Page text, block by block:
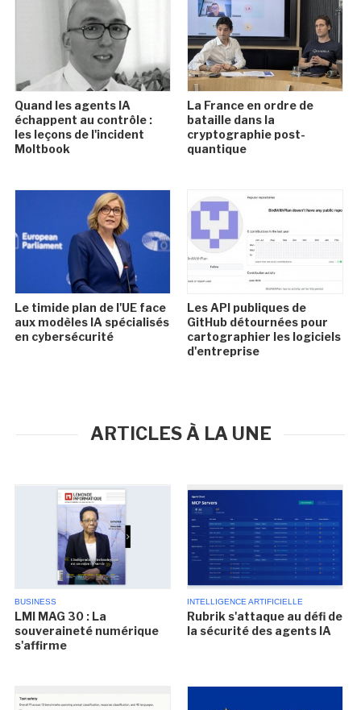
Quand les agents IA
échappent au contrôle :
les leçons de l'incident
Moltbook
La France en ordre de
bataille dans la
cryptographie post-
quantique
Le timide plan de l'UE face
aux modèles IA spécialisés
en cybersécurité
Les API publiques de
GitHub détournées pour
cartographier les logiciels
d'entreprise
ARTICLES À LA UNE
BUSINESS
LMI MAG 30 : La
souveraineté numérique
s'affirme
INTELLIGENCE ARTIFICIELLE
Rubrik s'attaque au défi de
la sécurité des agents IA